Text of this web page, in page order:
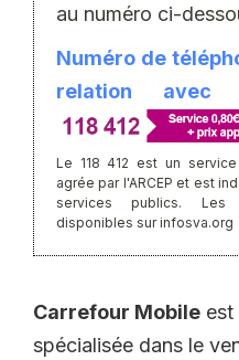
au numéro ci-
Numéro de
relation
Le 118 412 est un
agrée par l'ARCEP et est
services publics. Les
disponibles sur infosva.org
Carrefour Mobile est
spécialisée dans le